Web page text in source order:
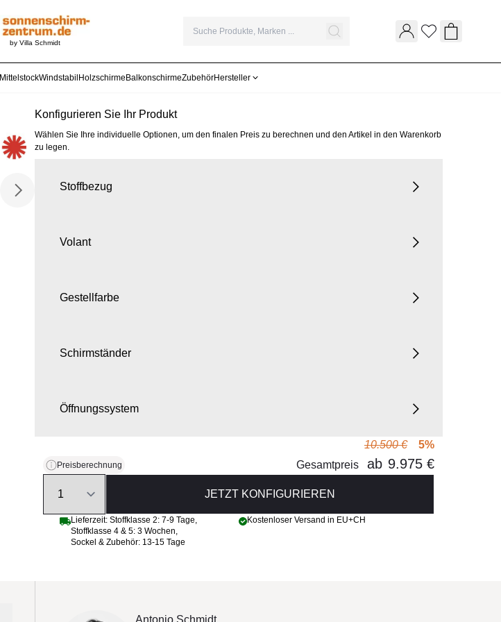
by Villa Schmidt
Wunschliste
MittelstockWindstabil Holzschirme BalkonschirmeZubehörHersteller
Konfigurieren Sie Ihr Produkt
Wählen Sie Ihre individuelle Optionen, um den finalen Preis zu berechnen und den Artikel in den Warenkorb
zu legen.
Stoffbezug
Volant
Gestellfarbe
Schirmständer
Öffnungssystem
Beleuchtung und Heizung (integriert)
Schutzhülle
Preisberechnung
10.500 €
5%
Gesamtpreis
ab 9.975 €
JETZT KONFIGURIEREN
Lieferzeit: Stoffklasse 2: 7-9 Tage,
Stoffklasse 4 & 5: 3 Wochen,
Sockel & Zubehör: 13-15 Tage
Kostenloser Versand in EU+CH
Antonio Schmidt